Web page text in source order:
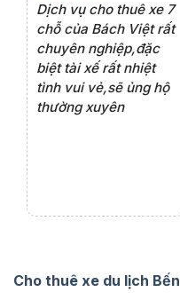
Dịch vụ cho thuê xe 7
chỗ của Bách Việt rất
chuyên nghiệp,đặc
biệt tài xế rất nhiệt
tình vui vẻ,sẽ ủng hộ
thường xuyên
Cho thuê xe du lịch